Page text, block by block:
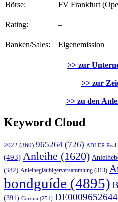
Börse: FV Frankfurt
Rating: –
Banken/Sales: Eigenemission
>> zur
>> zur
>> zu den
Keyword Cloud
2022 (360) 965264 (726) ADLER Real
(493) Anleihe (1620)
(382) Anleihegläubigerversammlung (313)
bondguíde (4895)
(391) Corona (251) DE0009652644